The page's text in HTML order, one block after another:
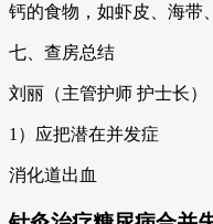
钙的食物，如虾皮、海带
七、查房总结
刘丽（主管护师 护士长）
1）应把潜在并发症
消化道出血